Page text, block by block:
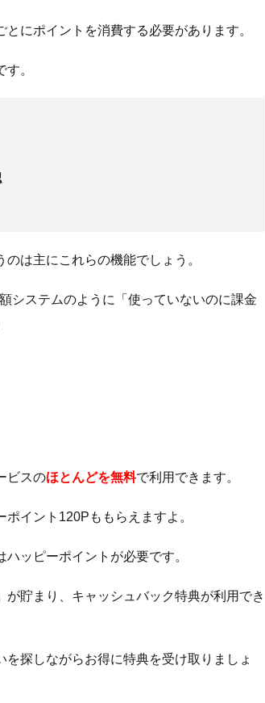
にポイントを消費する必要があります。
。
は主にこれらの機能でしょう。
システムのように「使っていないのに課金
ビスのほとんどを無料で利用できます。
イント120Pももらえますよ。
ッピーポイントが必要です。
貯まり、キャッシュバック特典が利用でき
探しながらお得に特典を受け取りましょ